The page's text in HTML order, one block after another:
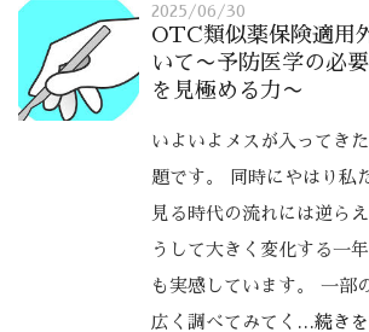
2025/06/30
OTC類似薬保険適用
いて〜予防医学の必
を見極める力〜
いよいよメスが入ってき
題です。 同時にやはり私
見る時代の流れには逆ら
うして大きく変化する一
も実感しています。 一部
広く調べてみてく
…続き